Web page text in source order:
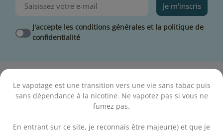
Le vapotage est une transition vers une vie sans tabac puis
sans dépendance à la nicotine. Ne vapotez pas si vous ne
fumez pas.
En entrant sur ce site, je reconnais être majeur(e) et que je
Je m'inscris
J'accepte les conditions générales et la politique de
confidentialité
Expédition ce jour
Commande passée avant 14h en semaine